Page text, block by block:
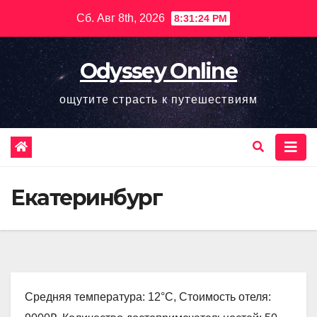
содержимому
Сб. Авг 8th, 2026 8:31:25 PM
Odyssey Online
ощутите страсть к путешествиям
Екатеринбург
Средняя температура: 12°C, Стоимость отеля: